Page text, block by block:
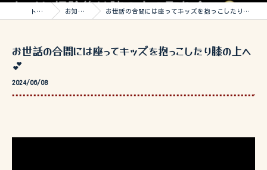
トップ お知らせ お世話の合間には座ってキッズを抱っこしたり膝の上へ💕
お世話の合間には座ってキッズを抱っこしたり膝の上へ
💕
2024/06/08